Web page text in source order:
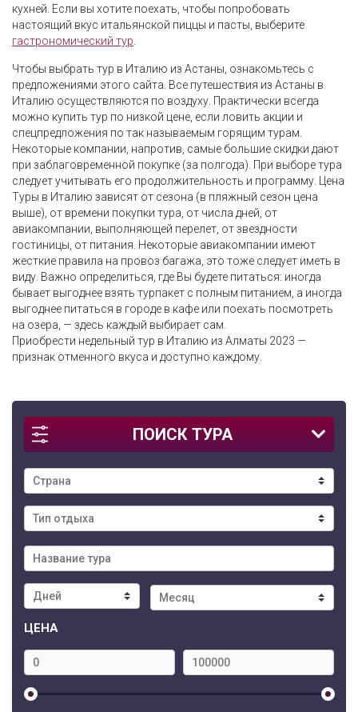
ПОИСК ТУРА
ЦЕНА
кухней. Если вы хотите поехать, чтобы попробовать
настоящий вкус итальянской пиццы и пасты, выберите
гастрономический тур
Чтобы выбрать тур в Италию из Астаны, ознакомьтесь с
предложениями этого сайта. Все путешествия из Астаны в
Италию осуществляются по воздуху. Практически всегда
можно купить тур по низкой цене, если ловить акции и
спецпредложения по так называемым горящим турам.
Некоторые компании, напротив, самые большие скидки дают
при заблаговременной покупке (за полгода). При выборе тура
следует учитывать его продолжительность и программу. Цена
Туры в Италию зависят от сезона (в пляжный сезон цена
выше), от времени покупки тура, от числа дней, от
авиакомпании, выполняющей перелет, от звездности
гостиницы, от питания. Некоторые авиакомпании имеют
жесткие правила на провоз багажа, это тоже следует иметь в
виду. Важно определиться, где Вы будете питаться: иногда
бывает выгоднее взять турпакет с полным питанием, а иногда
выгоднее питаться в городе в кафе или поехать посмотреть
на озера, — здесь каждый выбирает сам.
Приобрести недельный тур в Италию из Алматы 2023 —
признак отменного вкуса и доступно каждому.